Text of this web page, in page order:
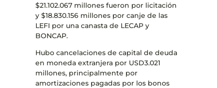
$21.102.067 millones fueron por licitación
y $18.830.156 millones por canje de las
LEFI por una canasta de LECAP y
BONCAP.
Hubo cancelaciones de capital de deuda
en moneda extranjera por USD3.021
millones, principalmente por
amortizaciones pagadas por los bonos